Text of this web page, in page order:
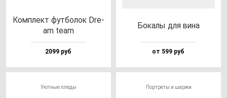
Ком­плект фут­бо­лок Dre­
am te­am
2099 руб
Бока­лы для ви­на
от 599 руб
Уютные пледы Портреты и шаржи